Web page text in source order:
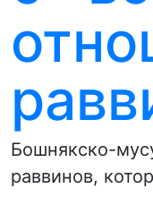
Бошнякско-
раввинов,